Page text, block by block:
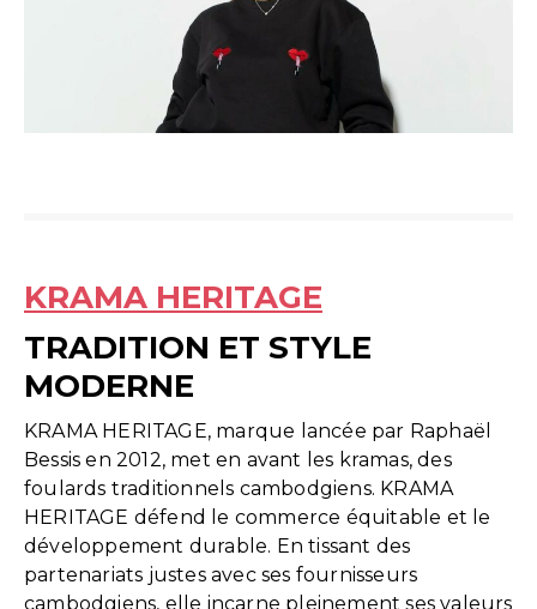
KRAMA HERITAGE
TRADITION ET STYLE
MODERNE
KRAMA HERITAGE, marque lancée par Raphaël
Bessis en 2012, met en avant les kramas, des
foulards traditionnels cambodgiens. KRAMA
HERITAGE défend le commerce équitable et le
développement durable. En tissant des
partenariats justes avec ses fournisseurs
cambodgiens, elle incarne pleinement ses valeurs